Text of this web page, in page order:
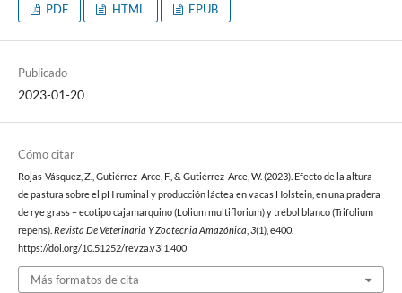
PDF HTML EPUB
Publicado
2023-01-20
Cómo citar
Rojas-Vásquez, Z., Gutiérrez-Arce, F., & Gutiérrez-Arce, W. (2023). Efecto de la altura
de pastura sobre el pH ruminal y producción láctea en vacas Holstein, en una pradera
de rye grass – ecotipo cajamarquino (Lolium multiflorium) y trébol blanco (Trifolium
repens). Revista De Veterinaria Y Zootecnia Amazónica 3(1), e400.
https://doi.org/10.51252/revza.v3i1.400
Más formatos de cita